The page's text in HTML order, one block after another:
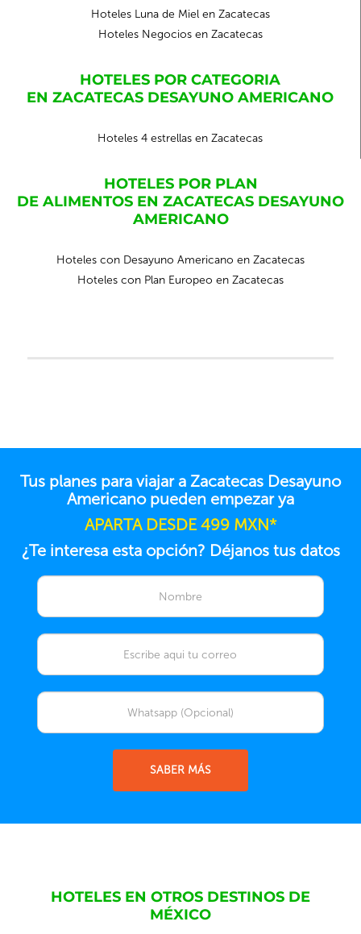
Hoteles Luna de Miel en Zacatecas
Hoteles Negocios en Zacatecas
HOTELES POR CATEGORIA
EN ZACATECAS DESAYUNO AMERICANO
Hoteles 4 estrellas en Zacatecas
HOTELES POR PLAN
DE ALIMENTOS EN ZACATECAS DESAYUNO
AMERICANO
Hoteles con Desayuno Americano en Zacatecas
Hoteles con Plan Europeo en Zacatecas
Tus planes para viajar a Zacatecas Desayuno
Americano pueden empezar ya
APARTA DESDE 499 MXN*
¿Te interesa esta opción? Déjanos tus datos
SABER MÁS
HOTELES EN OTROS DESTINOS DE
MÉXICO